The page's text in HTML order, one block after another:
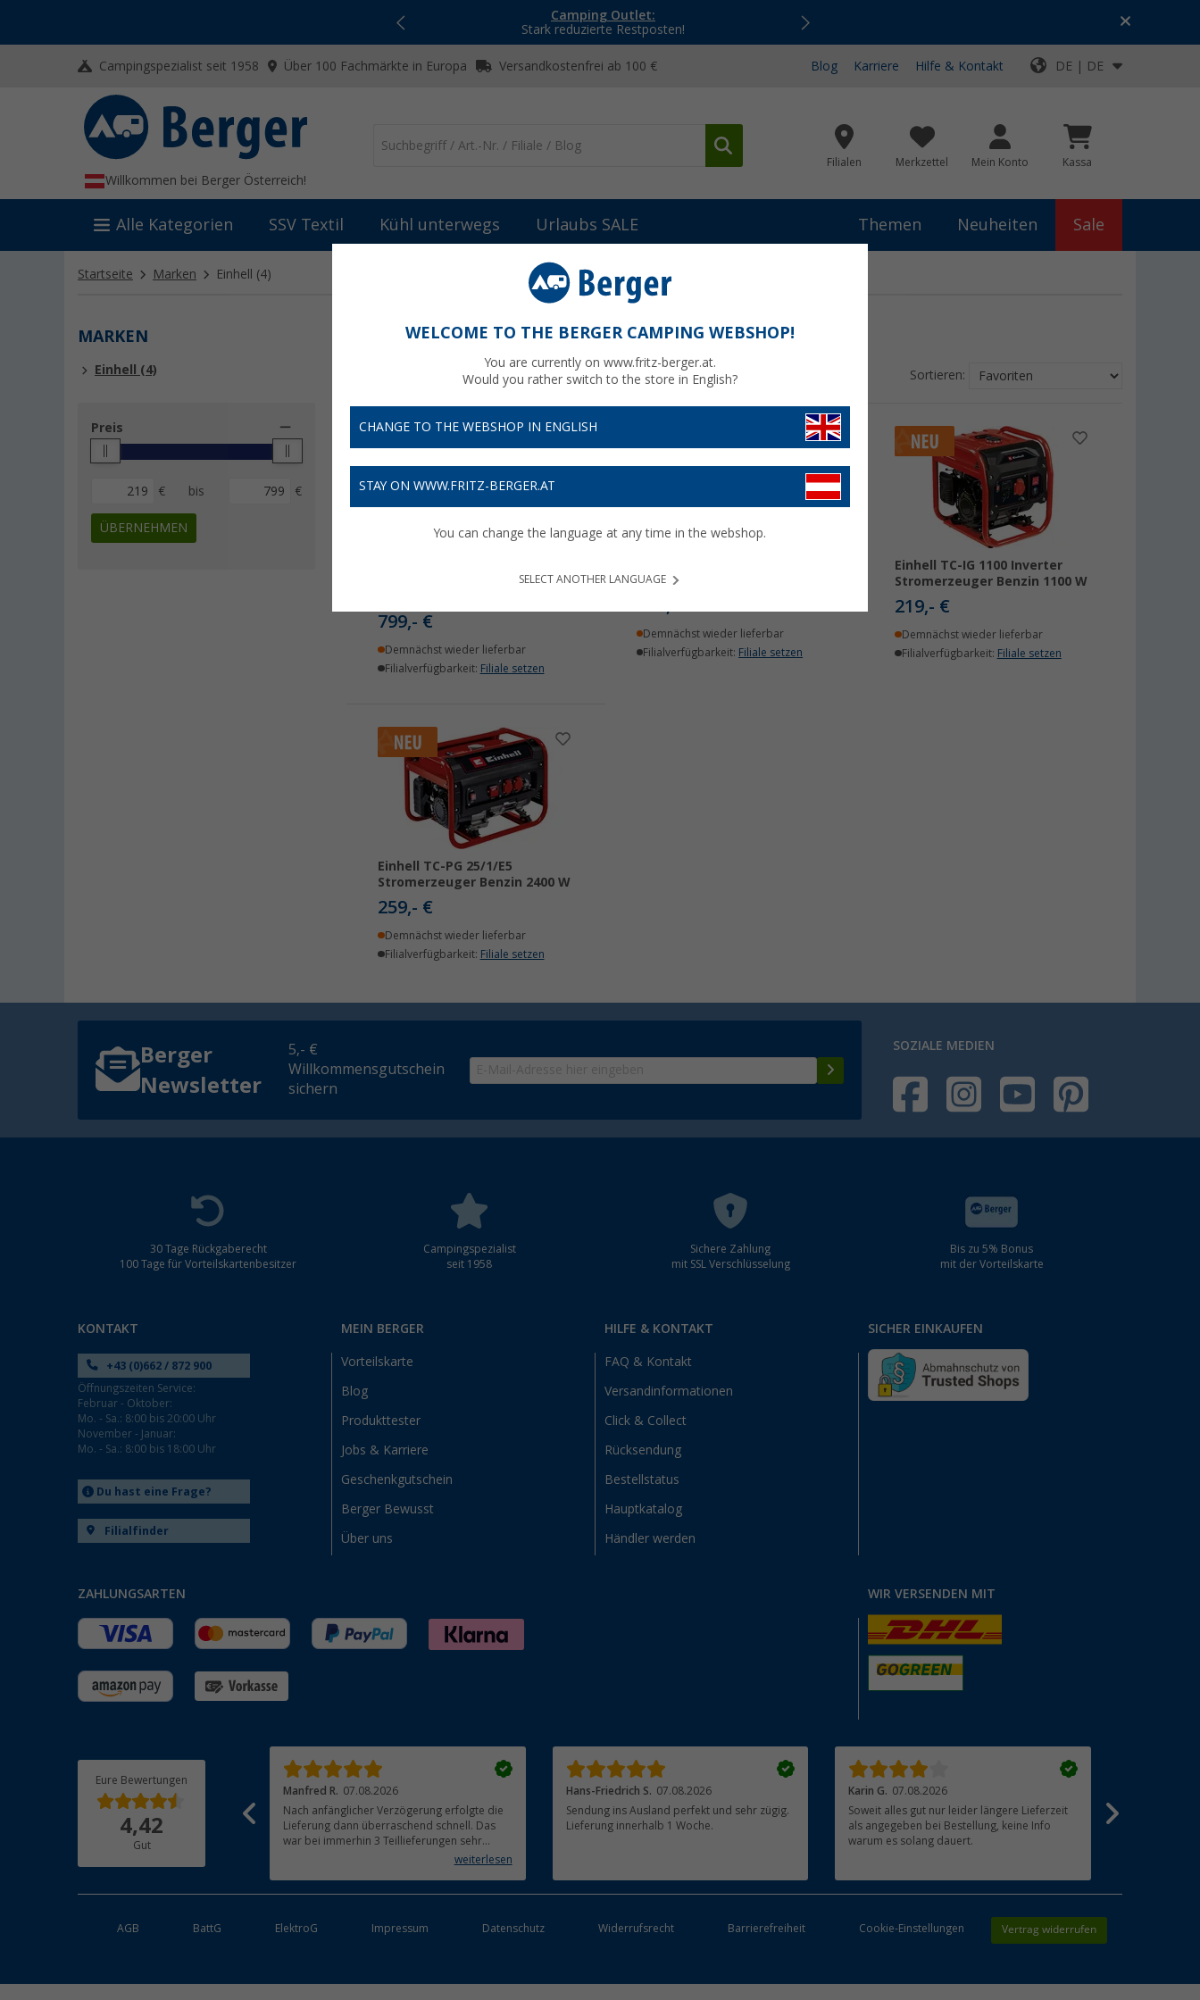
Camping Outlet:
Stark reduzierte Restposten!
Top-Deals für dein Abenteuer!
Campingspezialist seit 1958 Über 100 Fachmärkte in Europa Versandkostenfrei ab 100 € Blog Karriere Hilfe & Kontakt DE | DE
Willkommen bei Berger Österreich!
Filialen Merkzettel Mein Konto Kassa
Alle Kategorien SSV Textil Kühl unterwegs Urlaubs SALE Themen Neuheiten Sale
Startseite Marken Einhell (4)
MARKEN
Einhell (4)
Preis
€ bis €
ÜBERNEHMEN
EINHELL
Sortieren:
Stromerzeuger Benzin oder
799,- €
Demnächst wieder lieferbar
Filialverfügbarkeit: Filiale setzen
Stromerzeuger Benzin 3100 W
Demnächst wieder lieferbar
Filialverfügbarkeit: Filiale setzen
Einhell TC-IG 1100 Inverter
Stromerzeuger Benzin 1100 W
219,- €
Demnächst wieder lieferbar
Filialverfügbarkeit: Filiale setzen
Einhell TC-PG 25/1/E5
Stromerzeuger Benzin 2400 W
259,- €
Demnächst wieder lieferbar
Filialverfügbarkeit: Filiale setzen
Berger
Newsletter
5,- €
Willkommensgutschein
sichern
SOZIALE MEDIEN
30 Tage Rückgaberecht
100 Tage für Vorteilskartenbesitzer
Campingspezialist
seit 1958
Sichere Zahlung
mit SSL Verschlüsselung
Bis zu 5% Bonus
mit der Vorteilskarte
KONTAKT
+43 (0)662 / 872 900
Öffnungszeiten Service:
Februar - Oktober:
Mo. - Sa.: 8:00 bis 20:00 Uhr
November - Januar:
Mo. - Sa.: 8:00 bis 18:00 Uhr
Du hast eine Frage?
Filialfinder
MEIN BERGER
Vorteilskarte
Blog
Produkttester
Jobs & Karriere
Geschenkgutschein
Berger Bewusst
Über uns
HILFE & KONTAKT
FAQ & Kontakt
Versandinformationen
Click & Collect
Rücksendung
Bestellstatus
Hauptkatalog
Händler werden
SICHER EINKAUFEN
ZAHLUNGSARTEN WIR VERSENDEN MIT
Eure Bewertungen
4,42
Gut
Alles Bestens, Artikel funktioniert einwandfrei
Manfred R. 07.08.2026
Nach anfänglicher Verzögerung erfolgte die
Lieferung dann überraschend schnell. Das
war bei immerhin 3 Teillieferungen sehr
beachtlich und für mich erfreulich. Alleweiterlesen
Hans-Friedrich S. 07.08.2026
Sendung ins Ausland perfekt und sehr zügig.
Lieferung innerhalb 1 Woche.
Karin G. 07.08.2026
Soweit alles gut nur leider längere Lieferzeit
als angegeben bei Bestellung, keine Info
warum es solang dauert.
AGB BattG ElektroG Impressum Datenschutz Widerrufsrecht Barrierefreiheit Cookie-Einstellungen Vertrag widerrufen
WELCOME TO THE BERGER CAMPING WEBSHOP!
You are currently on www.fritz-berger.at.
Would you rather switch to the store in English?
CHANGE TO THE WEBSHOP IN ENGLISH
STAY ON WWW.FRITZ-BERGER.AT
You can change the language at any time in the webshop.
SELECT ANOTHER LANGUAGE